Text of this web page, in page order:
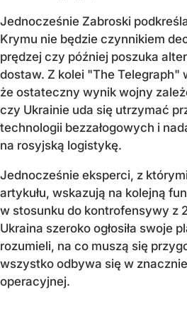
Jednocześnie Zabroski
Krymu nie będzie czynnikiem
prędzej czy później poszuka
dostaw. Z kolei "The Telegraph"
że ostateczny wynik wojny
czy Ukrainie uda się utrzymać
technologii bezzałogowych i
na rosyjską logistykę.
Jednocześnie eksperci, z
artykułu, wskazują na kolejną
w stosunku do kontrofensywy z
Ukraina szeroko ogłosiła swoje
rozumieli, na co muszą się
wszystko odbywa się w
operacyjnej.